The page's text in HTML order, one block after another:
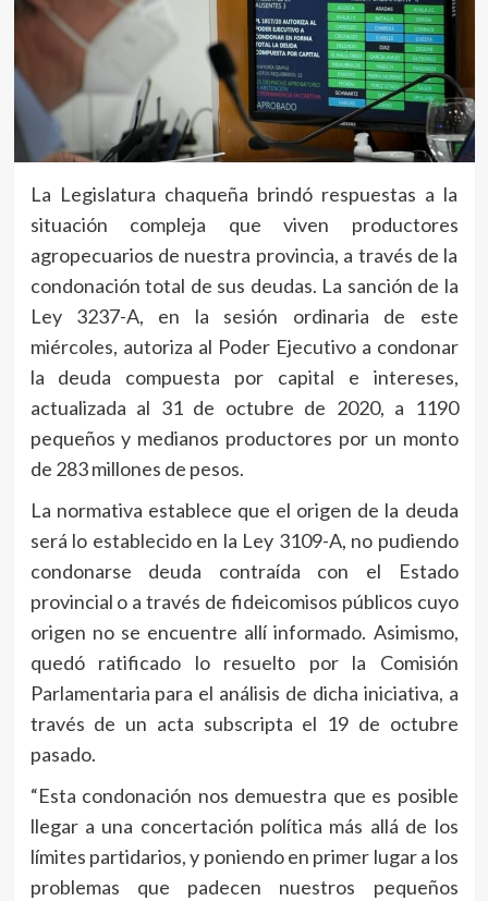
La Legislatura chaqueña brindó respuestas a la
situación compleja que viven productores
agropecuarios de nuestra provincia, a través de la
condonación total de sus deudas. La sanción de la
Ley 3237-A, en la sesión ordinaria de este
miércoles, autoriza al Poder Ejecutivo a condonar
la deuda compuesta por capital e intereses,
actualizada al 31 de octubre de 2020, a 1190
pequeños y medianos productores por un monto
de 283 millones de pesos.
La normativa establece que el origen de la deuda
será lo establecido en la Ley 3109-A, no pudiendo
condonarse deuda contraída con el Estado
provincial o a través de fideicomisos públicos cuyo
origen no se encuentre allí informado. Asimismo,
quedó ratificado lo resuelto por la Comisión
Parlamentaria para el análisis de dicha iniciativa, a
través de un acta subscripta el 19 de octubre
pasado.
“Esta condonación nos demuestra que es posible
llegar a una concertación política más allá de los
límites partidarios, y poniendo en primer lugar a los
problemas que padecen nuestros pequeños